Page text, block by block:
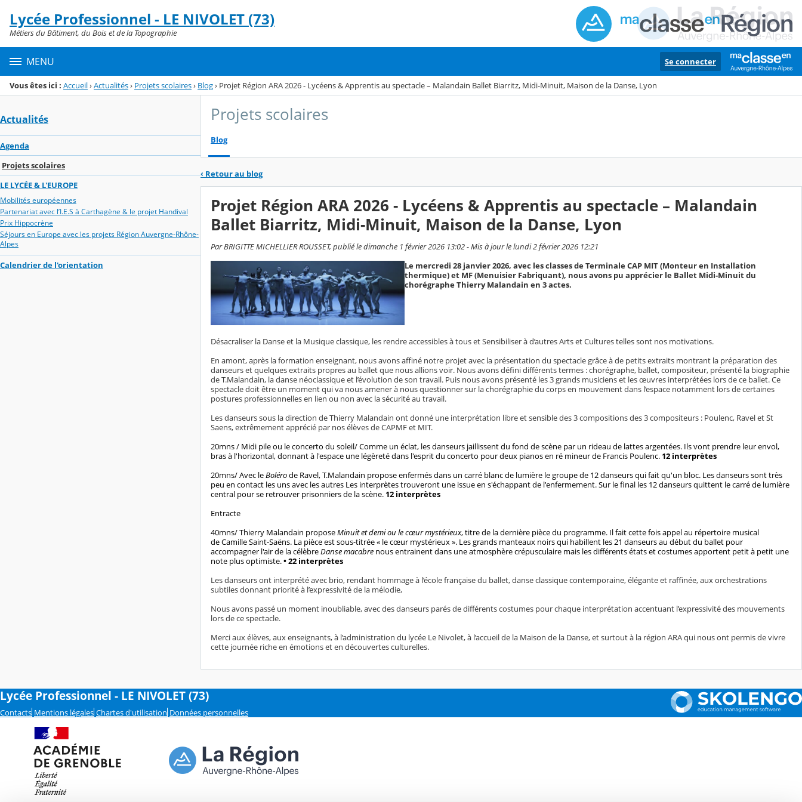
Menu de la rubrique
Contenu
Lycée Professionnel - LE NIVOLET (73)
Métiers du Bâtiment, du Bois et de la Topographie
MENU Se connecter
Vous êtes ici : Accueil›Actualités› Projets scolaires› Blog› Projet Région ARA 2026 - Lycéens & Apprentis au spectacle – Malandain Ballet Biarritz, Midi-Minuit, Maison de la Danse, Lyon
Actualités
Agenda
Projets scolaires
LE LYCÉE & L'EUROPE
Mobilités européennes
Partenariat avec l’I.E.S à Carthagène & le projet Handival
Prix Hippocrène
Séjours en Europe avec les projets Région Auvergne-Rhône-
Alpes
Calendrier de l'orientation
Projets scolaires
Blog
‹ Retour au blog
Projet Région ARA 2026 - Lycéens & Apprentis au spectacle – Malandain
Ballet Biarritz, Midi-Minuit, Maison de la Danse, Lyon
Par BRIGITTE MICHELLIER ROUSSET, publié le dimanche 1 février 2026 13:02 - Mis à jour le lundi 2 février 2026 12:21
Le mercredi 28 janvier 2026, avec les classes de Terminale CAP MIT (Monteur en Installation
thermique) et MF (Menuisier Fabriquant), nous avons pu apprécier le Ballet Midi-Minuit du
chorégraphe Thierry Malandain en 3 actes.
Désacraliser la Danse et la Musique classique, les rendre accessibles à tous et Sensibiliser à d’autres Arts et Cultures telles sont nos motivations.
En amont, après la formation enseignant, nous avons affiné notre projet avec la présentation du spectacle grâce à de petits extraits montrant la préparation des
danseurs et quelques extraits propres au ballet que nous allions voir. Nous avons défini différents termes : chorégraphe, ballet, compositeur, présenté la biographie
de T.Malandain, la danse néoclassique et l’évolution de son travail. Puis nous avons présenté les 3 grands musiciens et les œuvres interprétées lors de ce ballet. Ce
spectacle doit être un moment qui va nous amener à nous questionner sur la chorégraphie du corps en mouvement dans l’espace notamment lors de certaines
postures professionnelles en lien ou non avec la sécurité au travail.
Les danseurs sous la direction de Thierry Malandain ont donné une interprétation libre et sensible des 3 compositions des 3 compositeurs : Poulenc, Ravel et St
Saens, extrêmement apprécié par nos élèves de CAPMF et MIT.
20mns / Midi pile ou le concerto du soleil/Comme un éclat, les danseurs jaillissent du fond de scène par un rideau de lattes argentées. Ils vont prendre leur envol,
bras à l'horizontal, donnant à l'espace une légèreté dans l'esprit du concerto pour deux pianos en ré mineur de Francis Poulenc. 12 interprètes
20mns/ Avec leBolérode Ravel, T.Malandain propose enfermés dans un carré blanc de lumière le groupe de 12 danseurs qui fait qu'un bloc. Les danseurs sont très
peu en contact les uns avec les autres Les interprètes trouveront une issue en s'échappant de l'enfermement. Sur le final les 12 danseurs quittent le carré de lumière
central pour se retrouver prisonniers de la scène. 12 interprètes
Entracte
40mns/ Thierry Malandain proposeMinuit et demi ou le cœur mystérieux, titre de la dernière pièce du programme. Il fait cette fois appel au répertoire musical
de Camille Saint-Saëns. La pièce est sous-titrée « le cœur mystérieux ». Les grands manteaux noirs qui habillent les 21 danseurs au début du ballet pour
accompagner l'air de la célèbreDanse macabre nous entrainent dans une atmosphère crépusculaire mais les différents états et costumes apportent petit à petit une
note plus optimiste.• 22 interprètes
Les danseurs ont interprété avec brio, rendant hommage à l’école française du ballet, danse classique contemporaine, élégante et raffinée, aux orchestrations
subtiles donnant priorité à l’expressivité de la mélodie,
Nous avons passé un moment inoubliable, avec des danseurs parés de différents costumes pour chaque interprétation accentuant l’expressivité des mouvements
lors de ce spectacle.
Merci aux élèves, aux enseignants, à l’administration du lycée Le Nivolet, à l’accueil de la Maison de la Danse, et surtout à la région ARA qui nous ont permis de vivre
cette journée riche en émotions et en découvertes culturelles.
Lycée Professionnel - LE NIVOLET (73)
Contacts Mentions légales Chartes d'utilisation Données personnelles